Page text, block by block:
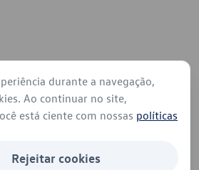
durante a navegação,
Ao continuar no site,
está ciente com nossas políticas
Rejeitar cookies